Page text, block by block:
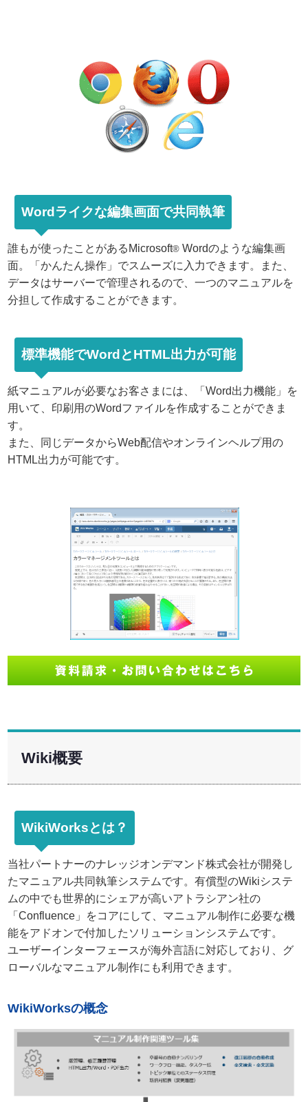
Wordライクな編集画面で共同執筆
誰もが使ったことがあるMicrosoft® Wordのような編集画
面。「かんたん操作」でスムーズに入力できます。また、
データはサーバーで管理されるので、一つのマニュアルを
分担して作成することができます。
標準機能でWordとHTML出力が可能
紙マニュアルが必要なお客さまには、「Word出力機能」を
用いて、印刷用のWordファイルを作成することができま
す。
また、同じデータからWeb配信やオンラインヘルプ用の
HTML出力が可能です。
Wiki概要
WikiWorksとは？
当社パートナーのナレッジオンデマンド株式会社が開発し
たマニュアル共同執筆システムです。有償型のWikiシステ
ムの中でも世界的にシェアが高いアトラシアン社の
「Confluence」をコアにして、マニュアル制作に必要な機
能をアドオンで付加したソリューションシステムです。
ユーザーインターフェースが海外言語に対応しており、グ
ローバルなマニュアル制作にも利用できます。
WikiWorksの概念